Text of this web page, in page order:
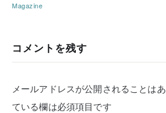
Magazine
コメントを残す
メールアドレスが公開されることはあ
ている欄は必須項目です